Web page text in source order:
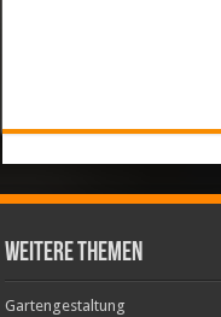
weitere Themen
Gartengestaltung